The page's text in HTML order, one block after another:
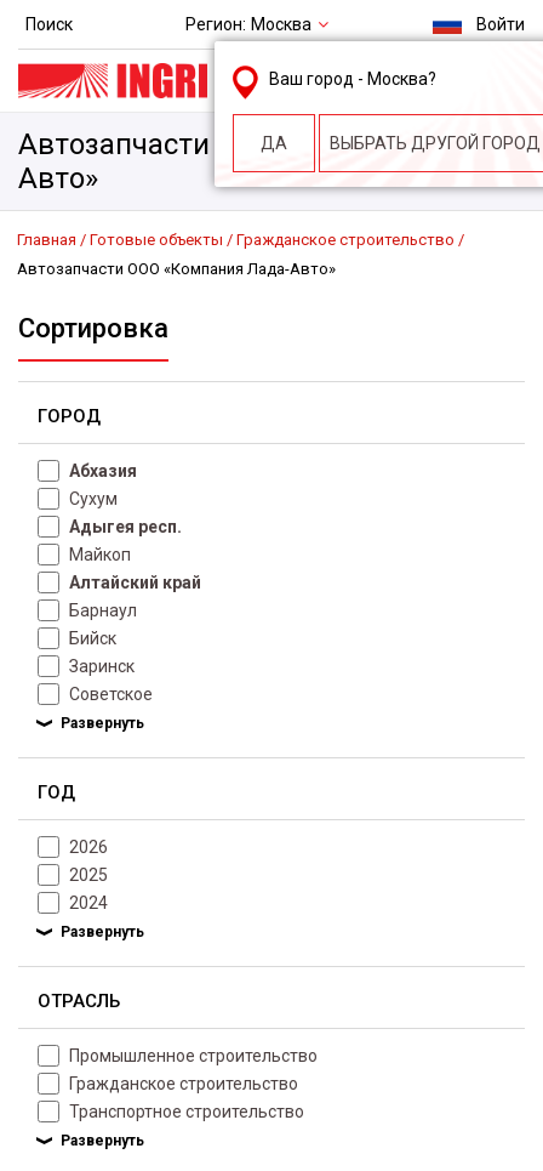
Поиск Регион: Москва
Ваш город - Москва?
ДА ВЫБРАТЬ ДРУГОЙ ГОРОД
Войти
msk@ingri.ru
пн. – пт.: 9.00-18.00
Автозапчасти ООО «Компания Лада-
Авто»
Главная Готовые объекты
Гражданское строительство
Автозапчасти ООО «Компания Лада-Авто»
Сортировка
ГОРОД
Абхазия
Сухум
Адыгея респ.
Майкоп
Алтайский край
Барнаул
Бийск
Заринск
Советское
ГОД
2026
2025
2024
ОТРАСЛЬ
Промышленное строительство
Гражданское строительство
Транспортное строительство